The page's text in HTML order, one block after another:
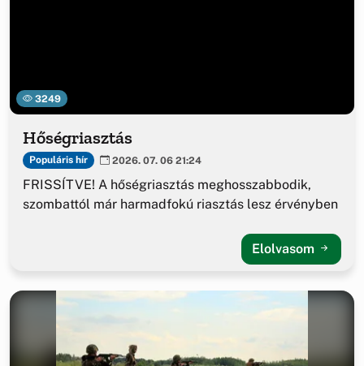
3249
Hőségriasztás
Populáris hír 2026. 07. 06 21:24
FRISSÍTVE! A hőségriasztás meghosszabbodik,
szombattól már harmadfokú riasztás lesz érvényben
Elolvasom